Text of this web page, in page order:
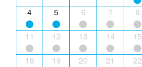
4 5 6 7 8
11 12 13 14 15
18 19 20 21 22